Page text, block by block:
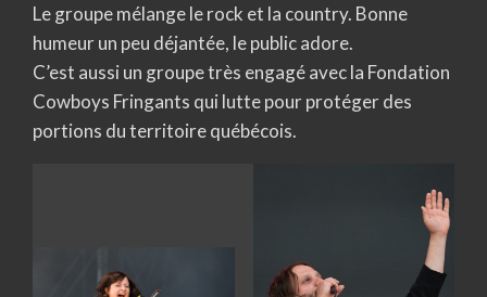
Le groupe mélange le rock et la country. Bonne
humeur un peu déjantée, le public adore.
C’est aussi un groupe très engagé avec la Fondation
Cowboys Fringants qui lutte pour protéger des
portions du territoire québécois.